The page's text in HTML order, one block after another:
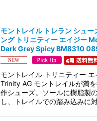
絞り込む
モントレイル トレラン シュー
ング トリニティー エイジー
Dark Grey Spicy BM8310
モントレイル トリニティー
Trinity AG モントレイルが満
作シューズ。ソールに樹脂製
し、トレイルでの踏み込みに